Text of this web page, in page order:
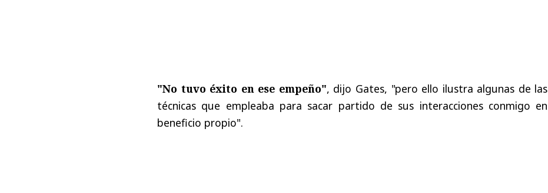
"No tuvo éxito en ese empeño", dijo Gates, "pero ello ilustra algunas de las
técnicas que empleaba para sacar partido de sus interacciones conmigo en
beneficio propio".